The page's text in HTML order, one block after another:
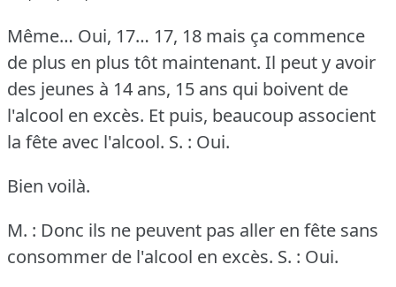
Même… Oui, 17… 17, 18 mais ça commence
de plus en plus tôt maintenant. Il peut y avoir
des jeunes à 14 ans, 15 ans qui boivent de
l'alcool en excès. Et puis, beaucoup associent
la fête avec l'alcool. S. : Oui.
Bien voilà.
M. : Donc ils ne peuvent pas aller en fête sans
consommer de l'alcool en excès. S. : Oui.